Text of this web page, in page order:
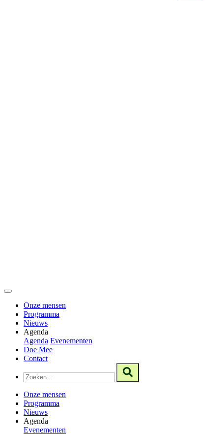
Onze mensen
Programma
Nieuws
Agenda
Agenda Evenementen
Doe Mee
Contact
Onze mensen
Programma
Nieuws
Agenda
Evenementen